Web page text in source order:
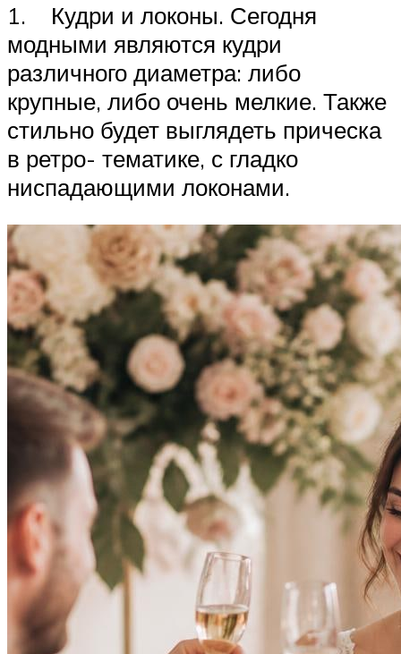
1. Кудри и локоны. Сегодня
модными являются кудри
различного диаметра: либо
крупные, либо очень мелкие. Также
стильно будет выглядеть прическа
в ретро- тематике, с гладко
ниспадающими локонами.